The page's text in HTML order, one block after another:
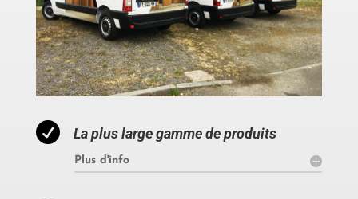
 La plus large gamme de produits
Plus d'info